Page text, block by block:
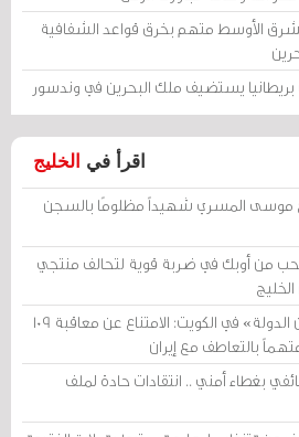
الأوسط متهم بخرق قواعد الشفافية
بريطانيا يستضيف ملك البحرين في وندسور
اقرأ في الخليج
موسى المسري شهيداً مظلومًا بالسجن
من أوبك في ضربة قوية لتحالف منتجي
محكمة «أمن الدولة» في الكويت: الامتناع عن معاقبة 109
بغطاء أمني .. انتقادات حادة لملف